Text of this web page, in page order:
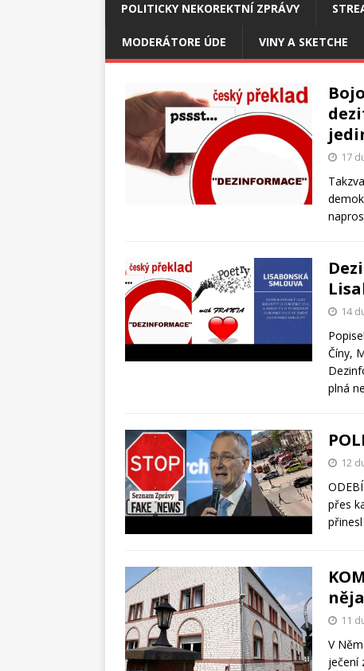
POLITICKY NEKOREKTNÍ ZPRÁVY
MODERÁTORE ÚDE VINY A SKETCHE
17
14
Číny,
plná
12
přes
11
V
ječení